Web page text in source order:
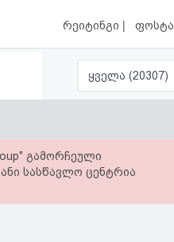
რეიტინგი | ფოსტა
ყველა (20307)
გამორჩეული
სასწავლო ცენტრია